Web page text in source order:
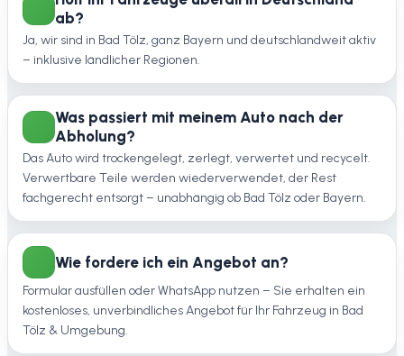
ab?
Ja, wir sind in Bad Tölz, ganz Bayern und deutschlandweit aktiv
– inklusive ländlicher Regionen.
Was passiert mit meinem Auto nach der
Abholung?
Das Auto wird trockengelegt, zerlegt, verwertet und recycelt.
Verwertbare Teile werden wiederverwendet, der Rest
fachgerecht entsorgt – unabhängig ob Bad Tölz oder Bayern.
Wie fordere ich ein Angebot an?
Formular ausfüllen oder WhatsApp nutzen – Sie erhalten ein
kostenloses, unverbindliches Angebot für Ihr Fahrzeug in Bad
Tölz & Umgebung.